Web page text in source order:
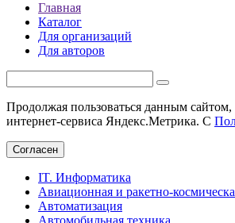
Главная
Каталог
Для организаций
Для авторов
Продолжая пользоваться данным
интернет-сервиса Яндекс.Метрика. С
Согласен
IT. Информатика
Авиационная и ракетно-
Автоматизация
Автомобильная техника